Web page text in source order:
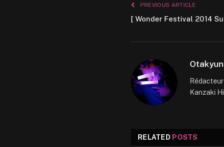
PREVIOUS ARTICLE
[ Wonder Festival 2014
Otakyun
Kanzaki
RELATED POSTS